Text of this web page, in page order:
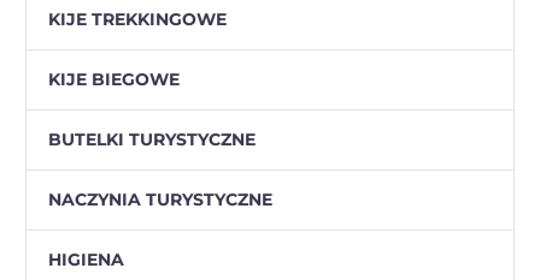
KIJE TREKKINGOWE
KIJE BIEGOWE
BUTELKI TURYSTYCZNE
NACZYNIA TURYSTYCZNE
HIGIENA